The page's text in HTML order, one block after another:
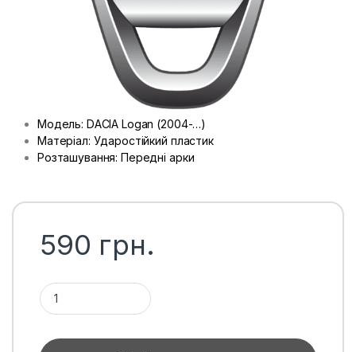
Модель: DACIA Logan (2004-…)
Матеріал: Ударостійкий пластик
Розташування: Передні арки
590 грн.
Підкрилки передні Dacia Logan, пара кількість